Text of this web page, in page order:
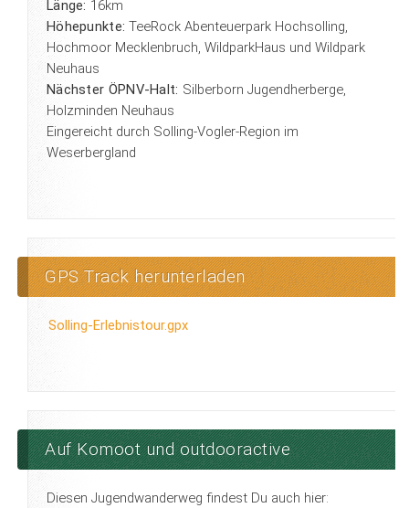
Länge: 16km
Höhepunkte: TeeRock Abenteuerpark Hochsolling,
Hochmoor Mecklenbruch, WildparkHaus und Wildpark
Neuhaus
Nächster ÖPNV-Halt: Silberborn Jugendherberge,
Holzminden Neuhaus
Eingereicht durch Solling-Vogler-Region im
Weserbergland
GPS Track herunterladen
Solling-Erlebnistour.gpx
Auf Komoot und outdooractive
Diesen Jugendwanderweg findest Du auch hier: